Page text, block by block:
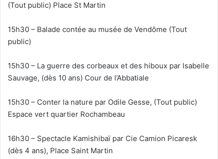
(Tout public) Place St Martin
15h30 – Balade contée au musée de Vendôme (Tout
public)
15h30 – La guerre des corbeaux et des hiboux par Isabelle
Sauvage, (dès 10 ans) Cour de l’Abbatiale
15h30 – Conter la nature par Odile Gesse, (Tout public)
Espace vert quartier Rochambeau
16h30 – Spectacle Kamishibaï par Cie Camion Picaresk
(dès 4 ans), Place Saint Martin